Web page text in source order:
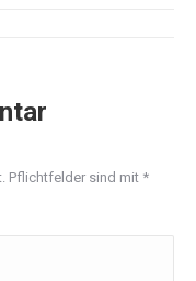
Pflichtfelder sind mit *